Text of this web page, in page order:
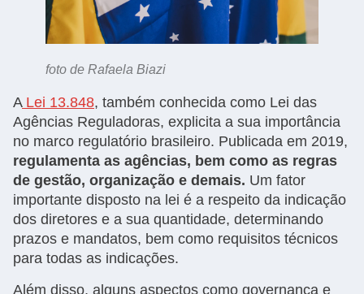
foto de Rafaela Biazi
ALei 13.848, também conhecida como Lei das
Agências Reguladoras, explicita a sua importância
no marco regulatório brasileiro. Publicada em 2019,
regulamenta as agências, bem como as regras
de gestão, organização e demais. Um fator
importante disposto na lei é a respeito da indicação
dos diretores e a sua quantidade, determinando
prazos e mandatos, bem como requisitos técnicos
para todas as indicações.
Além disso, alguns aspectos como governança e